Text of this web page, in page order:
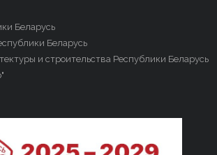
Беларусь
Беларусь
и строительства Республики Беларусь